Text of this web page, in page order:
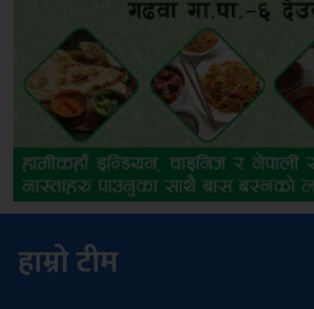
हाम्रो टीम